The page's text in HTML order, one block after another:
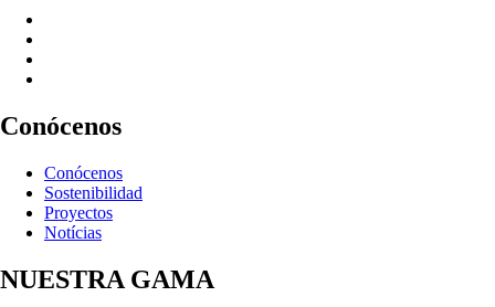
Conócenos
Conócenos
Sostenibilidad
Proyectos
Notícias
NUESTRA GAMA